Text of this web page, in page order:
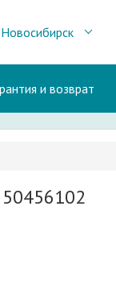
Новосибирск
и возврат
50456102